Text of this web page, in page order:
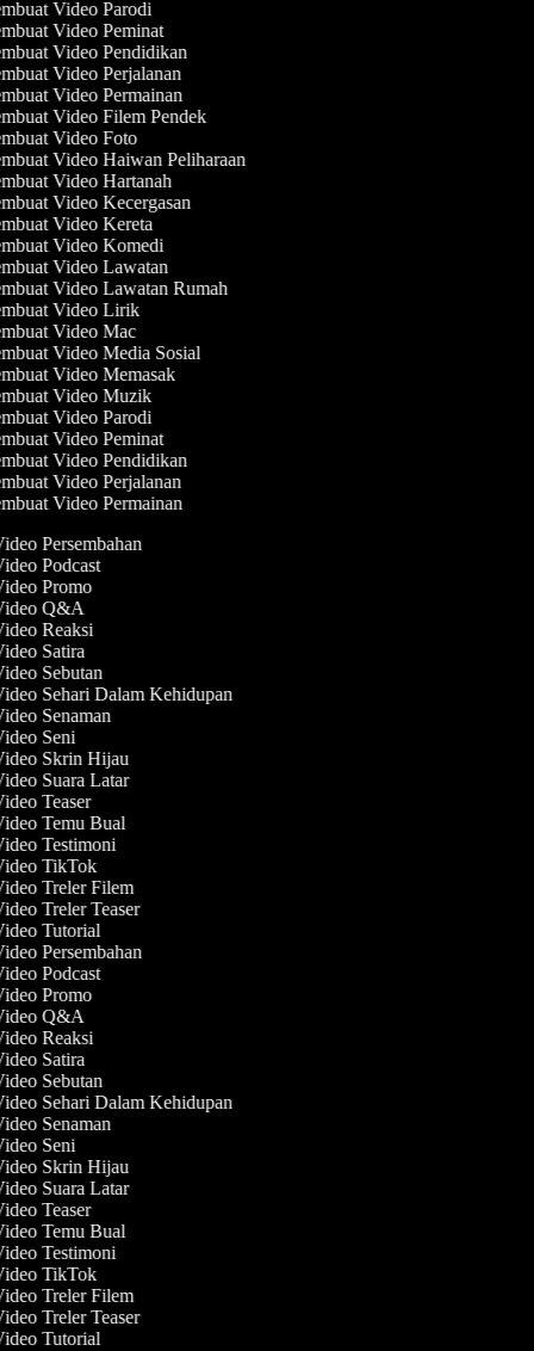
Video Parodi
Video Peminat
Video Pendidikan
Video Perjalanan
Video Permainan
Video Filem Pendek
Video Foto
Video Haiwan Peliharaan
Video Hartanah
Video Kecergasan
Video Kereta
Video Komedi
Video Lawatan
Video Lawatan Rumah
Video Lirik
Video Mac
Video Media Sosial
Video Memasak
Video Muzik
Video Parodi
Video Peminat
Video Pendidikan
Video Perjalanan
Video Permainan
Persembahan
Podcast
Promo
Q&A
Reaksi
Satira
Sebutan
Sehari Dalam Kehidupan
Senaman
Seni
Skrin Hijau
Suara Latar
Teaser
Temu Bual
Testimoni
TikTok
Treler Filem
Treler Teaser
Tutorial
Persembahan
Podcast
Promo
Q&A
Reaksi
Satira
Sebutan
Sehari Dalam Kehidupan
Senaman
Seni
Skrin Hijau
Suara Latar
Teaser
Temu Bual
Testimoni
TikTok
Treler Filem
Treler Teaser
Tutorial